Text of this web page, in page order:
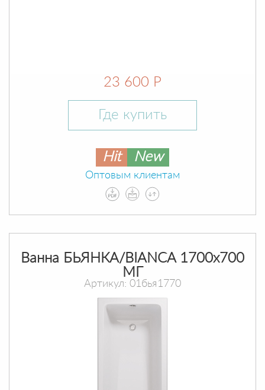
23 600 Р
Где купить
Hit New
Оптовым клиентам
Ванна БЬЯНКА/BIANCA 1700х700
МГ
Артикул: 01бья1770